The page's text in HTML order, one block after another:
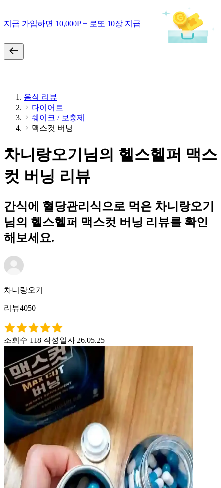
지금 가입하면 10,000P + 로또 10장 지급
음식 리뷰
다이어트
쉐이크 / 보충제
맥스컷 버닝
차니랑오기님의 헬스헬퍼 맥스
컷 버닝 리뷰
간식에 혈당관리식으로 먹은 차니랑오기
님의 헬스헬퍼 맥스컷 버닝 리뷰를 확인
해보세요.
차니랑오기
리뷰4050
조회수 118 작성일자 26.05.25